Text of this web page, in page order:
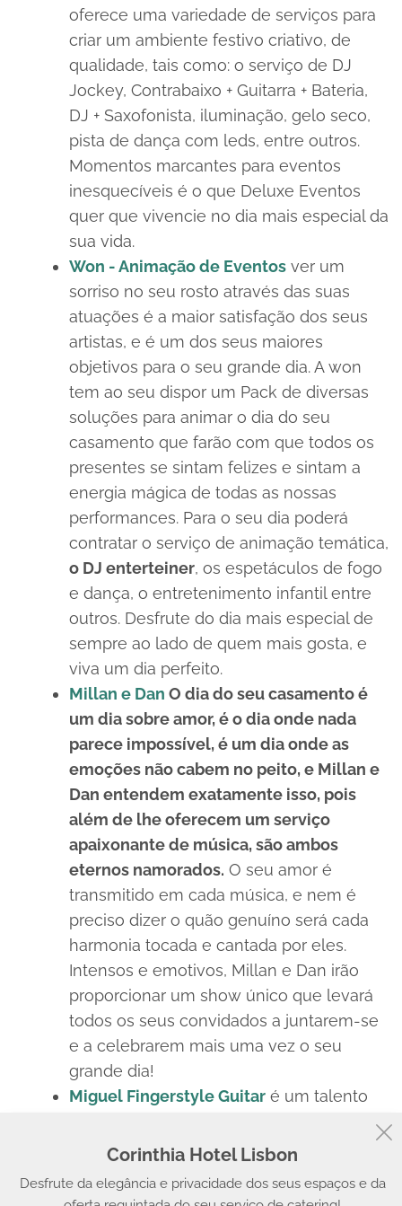
Corinthia Hotel Lisbon
Desfrute da elegância e privacidade dos seus espaços e da
oferece uma variedade de serviços para
criar um ambiente festivo criativo, de
qualidade, tais como: o serviço de DJ
Jockey, Contrabaixo + Guitarra + Bateria,
DJ + Saxofonista, iluminação, gelo seco,
pista de dança com leds, entre outros.
Momentos marcantes para eventos
inesquecíveis é o que Deluxe Eventos
quer que vivencie no dia mais especial da
sua vida.
Won - Animação de Eventos ver um
sorriso no seu rosto através das suas
atuações é a maior satisfação dos seus
artistas, e é um dos seus maiores
objetivos para o seu grande dia. A won
tem ao seu dispor um Pack de diversas
soluções para animar o dia do seu
casamento que farão com que todos os
presentes se sintam felizes e sintam a
energia mágica de todas as nossas
performances. Para o seu dia poderá
contratar o serviço de animação temática,
o DJ enterteiner, os espetáculos de fogo
e dança, o entretenimento infantil entre
outros. Desfrute do dia mais especial de
sempre ao lado de quem mais gosta, e
viva um dia perfeito.
Millan e Dan O dia do seu casamento é
um dia sobre amor, é o dia onde nada
parece impossível, é um dia onde as
emoções não cabem no peito, e Millan e
Dan entendem exatamente isso, pois
além de lhe oferecem um serviço
apaixonante de música, são ambos
eternos namorados. O seu amor é
transmitido em cada música, e nem é
preciso dizer o quão genuíno será cada
harmonia tocada e cantada por eles.
Intensos e emotivos, Millan e Dan irão
proporcionar um show único que levará
todos os seus convidados a juntarem-se
e a celebrarem mais uma vez o seu
grande dia!
Miguel Fingerstyle Guitar é um talento
nacional, e tem uma vasta experiência
privados, entre outros.
Este jovem artista